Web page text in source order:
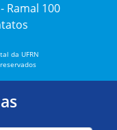
Ramal 100
da UFRN